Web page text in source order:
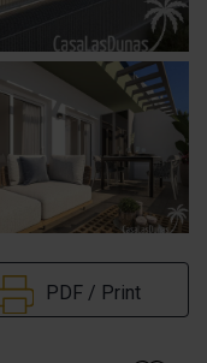
PDF / Print